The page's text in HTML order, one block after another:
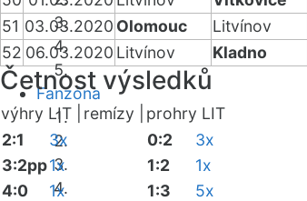
Fanzóna
51 03.03.2020 Olomouc Litvínov
52 06.03.2020 Litvínov Kladno
Četnost výsledků
výhry LIT | remízy |
prohry LIT
2:1
3x
3:2pp1x
4:0
1x
0:2
3x
1:2
1x
1:3
5x